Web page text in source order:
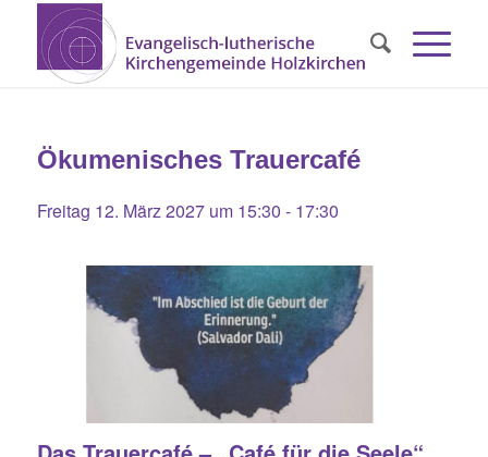
Ökumenisches Trauercafé
Freitag 12. März 2027 um 15:30 - 17:30